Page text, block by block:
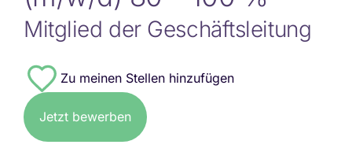
Mitglied der Geschäftsleitung
#8777
Jetzt bewerben